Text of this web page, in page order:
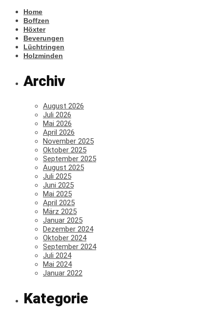
Home
Boffzen
Höxter
Beverungen
Lüchtringen
Holzminden
Archiv
August 2026
Juli 2026
Mai 2026
April 2026
November 2025
Oktober 2025
September 2025
August 2025
Juli 2025
Juni 2025
Mai 2025
April 2025
März 2025
Januar 2025
Dezember 2024
Oktober 2024
September 2024
Juli 2024
Mai 2024
Januar 2022
Kategorie